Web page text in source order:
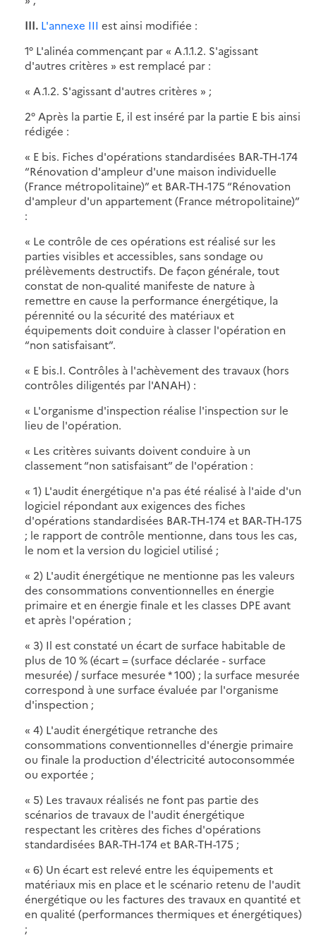
III. L'annexe III est ainsi modifiée :
1° L'alinéa commençant par « A.1.1.2. S'agissant
d'autres critères » est remplacé par :
« A.1.2. S'agissant d'autres critères » ;
2° Après la partie E, il est inséré par la partie E bis ainsi
rédigée :
« E bis. Fiches d'opérations standardisées BAR-TH-174
“Rénovation d'ampleur d'une maison individuelle
(France métropolitaine)” et BAR-TH-175 “Rénovation
d'ampleur d'un appartement (France métropolitaine)”
:
« Le contrôle de ces opérations est réalisé sur les
parties visibles et accessibles, sans sondage ou
prélèvements destructifs. De façon générale, tout
constat de non-qualité manifeste de nature à
remettre en cause la performance énergétique, la
pérennité ou la sécurité des matériaux et
équipements doit conduire à classer l'opération en
“non satisfaisant”.
« E bis.I. Contrôles à l'achèvement des travaux (hors
contrôles diligentés par l'ANAH) :
« L'organisme d'inspection réalise l'inspection sur le
lieu de l'opération.
« Les critères suivants doivent conduire à un
classement “non satisfaisant” de l'opération :
« 1) L'audit énergétique n'a pas été réalisé à l'aide d'un
logiciel répondant aux exigences des fiches
d'opérations standardisées BAR-TH-174 et BAR-TH-175
; le rapport de contrôle mentionne, dans tous les cas,
le nom et la version du logiciel utilisé ;
« 2) L'audit énergétique ne mentionne pas les valeurs
des consommations conventionnelles en énergie
primaire et en énergie finale et les classes DPE avant
et après l'opération ;
« 3) Il est constaté un écart de surface habitable de
plus de 10 % (écart = (surface déclarée - surface
mesurée) / surface mesurée * 100) ; la surface mesurée
correspond à une surface évaluée par l'organisme
d'inspection ;
« 4) L'audit énergétique retranche des
consommations conventionnelles d'énergie primaire
ou finale la production d'électricité autoconsommée
ou exportée ;
« 5) Les travaux réalisés ne font pas partie des
scénarios de travaux de l'audit énergétique
respectant les critères des fiches d'opérations
standardisées BAR-TH-174 et BAR-TH-175 ;
« 6) Un écart est relevé entre les équipements et
matériaux mis en place et le scénario retenu de l'audit
énergétique ou les factures des travaux en quantité et
en qualité (performances thermiques et énergétiques)
;